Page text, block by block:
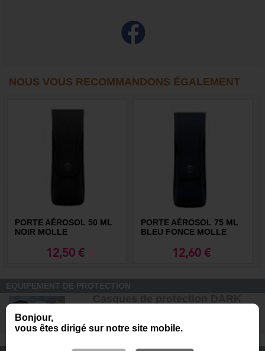
Bonjour,
vous êtes dirigé sur notre site mobile.
NOUS VOUS RECOMMANDONS ÉGALEMENT
PORTE AÉROSOL 50 ML
NOIR MOLLE
12,50 €
PORTE AÉROSOL 75 ML
BLEU FONCE MOLLE
12,60 €